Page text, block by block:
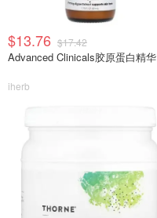
$13.76 $17.42
Advanced Clinicals胶原蛋白精华
iherb